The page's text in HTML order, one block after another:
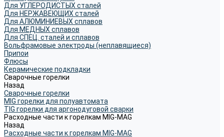
Для УГЛЕРОДИСТЫХ сталей
Для НЕРЖАВЕЮЩИХ сталей
Для АЛЮМИНИЕВЫХ сплавов
Для МЕДНЫХ сплавов
Для СПЕЦ. сталей и сплавов
Вольфрамовые электроды (неплавящиеся)
Припои
Флюсы
Керамические подкладки
Сварочные горелки
Назад
Сварочные горелки
MIG горелки для полуавтомата
TIG горелки для аргонодуговой сварки
Расходные части к горелкам MIG-MAG
Назад
Расходные части к горелкам MIG-MAG